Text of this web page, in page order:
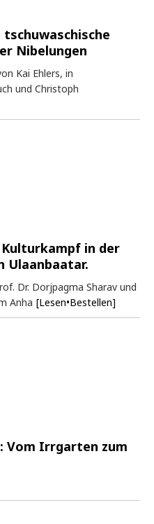
Nibelungen
Kai Ehlers, in
und Christoph
in der
Ulaanbaatar.
Dr. Dorjpagma Sharav und
Anha [Lesen•Bestellen]
Vom Irrgarten zum